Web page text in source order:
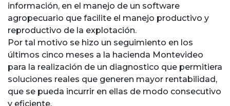
información, en el manejo de un software
agropecuario que facilite el manejo productivo y
reproductivo de la explotación.
Por tal motivo se hizo un seguimiento en los
últimos cinco meses a la hacienda Montevideo
para la realización de un diagnostico que permitiera
soluciones reales que generen mayor rentabilidad,
que se pueda incurrir en ellas de modo consecutivo
y eficiente.